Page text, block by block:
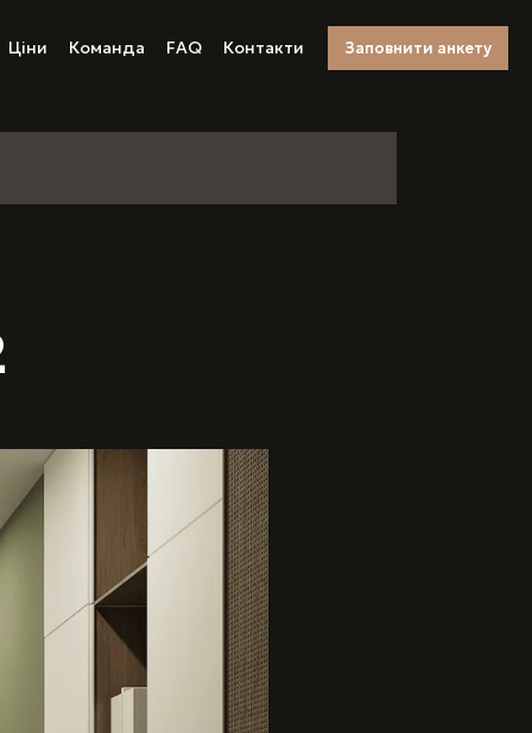
Ціни Команда FAQ Контакти Заповнити анкету